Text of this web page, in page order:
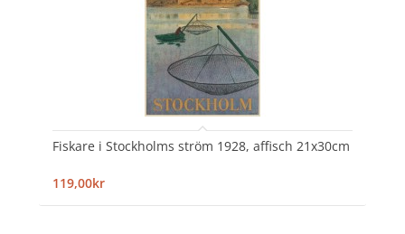
Fiskare i Stockholms ström 1928, affisch 21x30cm
119,00kr